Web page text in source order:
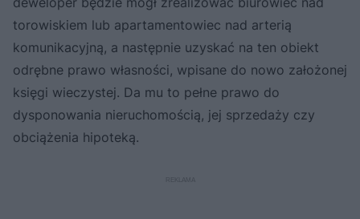
torowiskiem lub apartamentowiec nad arterią
komunikacyjną, a następnie uzyskać na ten obiekt
odrębne prawo własności, wpisane do nowo założonej
księgi wieczystej. Da mu to pełne prawo do
dysponowania nieruchomością, jej sprzedaży czy
obciążenia hipoteką.